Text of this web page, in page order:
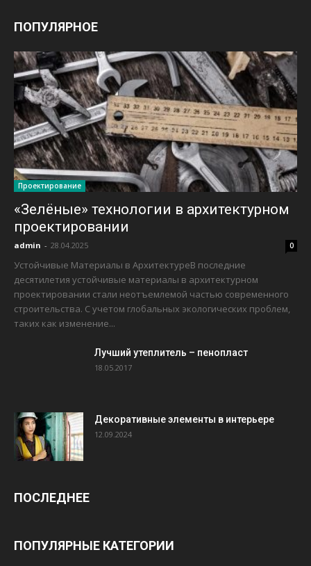
ПОПУЛЯРНОЕ
Проектирование
«Зелёные» технологии в архитектурном
проектировании
admin - 28.04.2025 0
Устойчивые Материалы в АрхитектуреВ последние
десятилетия устойчивые материалы в архитектурном
проектировании стали неотъемлемой частью современного
строительства. С учетом глобальных экологических проблем,
таких как изменение...
Лучший утеплитель – пенопласт
18.05.2017
Декоративные элементы в интерьере
12.09.2024
ПОСЛЕДНЕЕ
ПОПУЛЯРНЫЕ КАТЕГОРИИ